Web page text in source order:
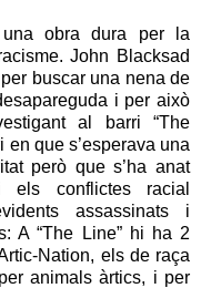
obra dura per la
John Blacksad
buscar una nena de
i per això
al barri “The
en que s’esperava una
però que s’ha anat
els conflictes racial
assassinats i
A “The Line” hi ha 2
Nation, els de raça
animals àrtics, i per